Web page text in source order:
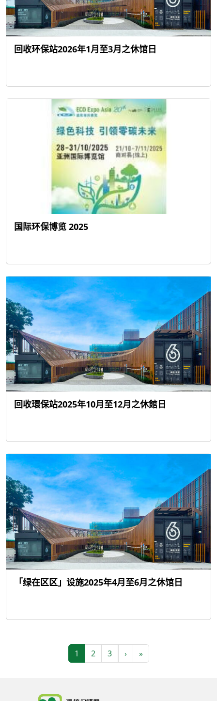
回收环保站2026年1月至3月之休馆日
国际环保博览 2025
回收環保站2025年10月至12月之休館日
「绿在区区」设施2025年4月至6月之休馆日
1 2 3 ›Next page
»Last page